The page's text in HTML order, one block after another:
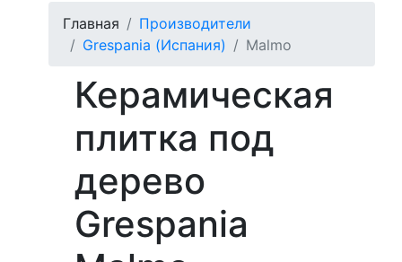
Главная
Производители
Grespania (Испания)
Malmo
Керамическая
плитка под
дерево
Grespania